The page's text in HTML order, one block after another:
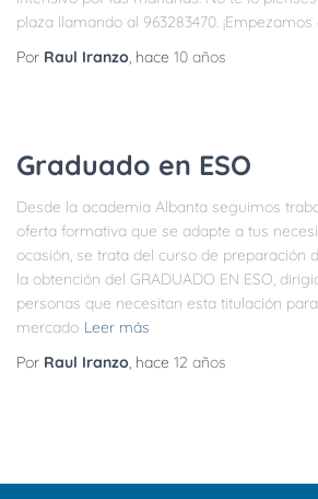
plaza llamando al 963283470. ¡Empezamos
Por Raul Iranzo, hace 10 años
Graduado en ESO
Desde la academia Albanta seguimos
oferta formativa que se adapte a tus
ocasión, se trata del curso de preparación
la obtención del GRADUADO EN ESO,
personas que necesitan esta titulación
mercado Leer más
Por Raul Iranzo, hace 12 años